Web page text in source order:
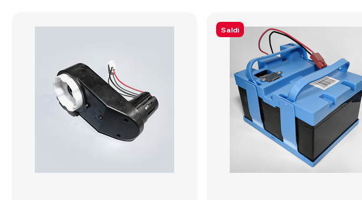
Saldi